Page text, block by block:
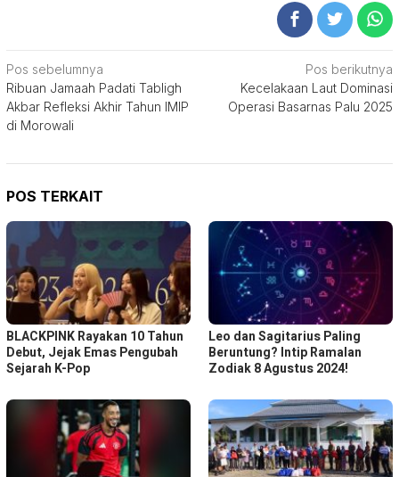
Navigasi
pos
Pos sebelumnya
Ribuan Jamaah Padati Tabligh
Akbar Refleksi Akhir Tahun IMIP
di Morowali
Pos berikutnya
Kecelakaan Laut Dominasi
Operasi Basarnas Palu 2025
POS TERKAIT
BLACKPINK Rayakan 10 Tahun
Debut, Jejak Emas Pengubah
Sejarah K-Pop
Leo dan Sagitarius Paling
Beruntung? Intip Ramalan
Zodiak 8 Agustus 2024!